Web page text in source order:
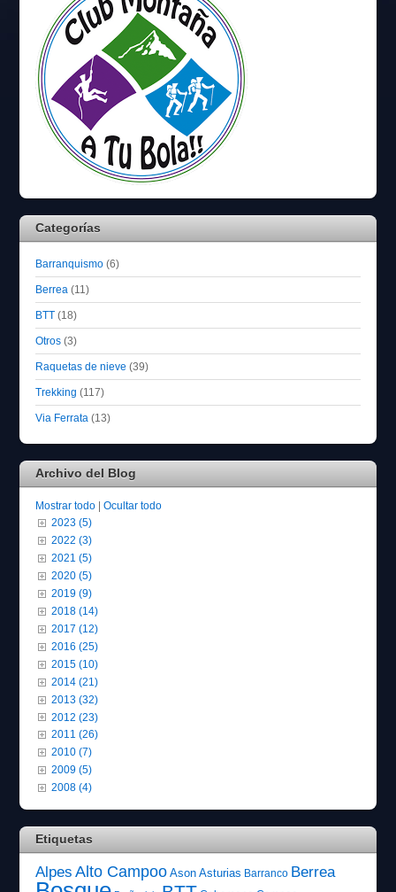
Categorías
Barranquismo (6)
Berrea (11)
BTT (18)
Otros (3)
Raquetas de nieve (39)
Trekking (117)
Via Ferrata (13)
Archivo del Blog
Mostrar todo |Ocultar todo
2023 (5)
2022 (3)
2021 (5)
2020 (5)
2019 (9)
2018 (14)
2017 (12)
2016 (25)
2015 (10)
2014 (21)
2013 (32)
2012 (23)
2011 (26)
2010 (7)
2009 (5)
2008 (4)
Etiquetas
Alpes Alto Campoo Ason Asturias Barranco Berrea